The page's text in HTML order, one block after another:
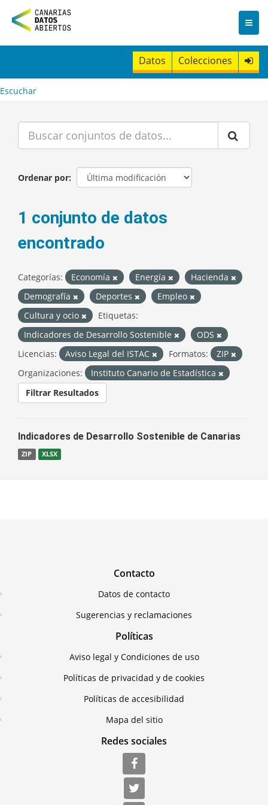
n
t
Datos Colecciones
Escuchar
Ordenar por
1 conjunto de datos
encontrado
Categorías: Economía Energía
Hacienda
Demografía
Deportes
Empleo
Cultura y ocio
Etiquetas:
Indicadores de Desarrollo Sostenible
ODS
Licencias:
Aviso Legal del ISTAC Formatos:
ZIP
Organizaciones:
Instituto Canario de Estadística
Filtrar Resultados
Indicadores de Desarrollo Sostenible de Canarias
ZIP XLSX
Contacto
Datos de contacto
Sugerencias y reclamaciones
Políticas
Aviso legal y Condiciones de uso
Políticas de privacidad y de cookies
Políticas de accesibilidad
Mapa del sitio
Redes sociales